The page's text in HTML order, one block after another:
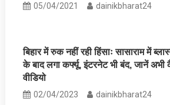
05/04/2021 dainikbharat24
बिहार में रुक नहीं रही हिंसाः सासाराम में
के बाद लगा कर्फ्यू, इंटरनेट भी बंद, जानें
वीडियो
02/04/2023 dainikbharat24